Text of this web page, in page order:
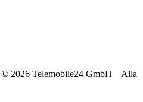
2026 Telemobile24 GmbH – Alla